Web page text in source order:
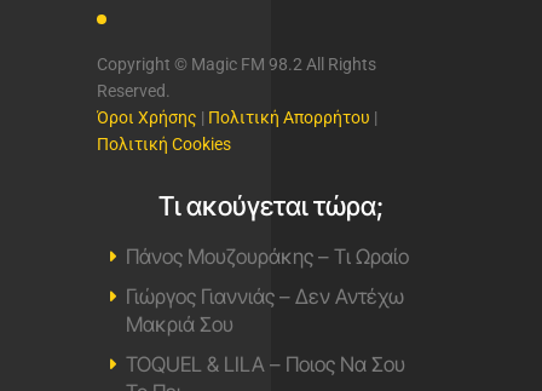
Copyright © Magic FM 98.2 All Rights
Reserved.
Όροι Χρήσης | Πολιτική Απορρήτου |
Πολιτική Cookies
Τι ακούγεται τώρα;
Πάνος Μουζουράκης – Τι Ωραίο
Γιώργος Γιαννιάς – Δεν Αντέχω
Μακριά Σου
TOQUEL & LILA – Ποιος Να Σου